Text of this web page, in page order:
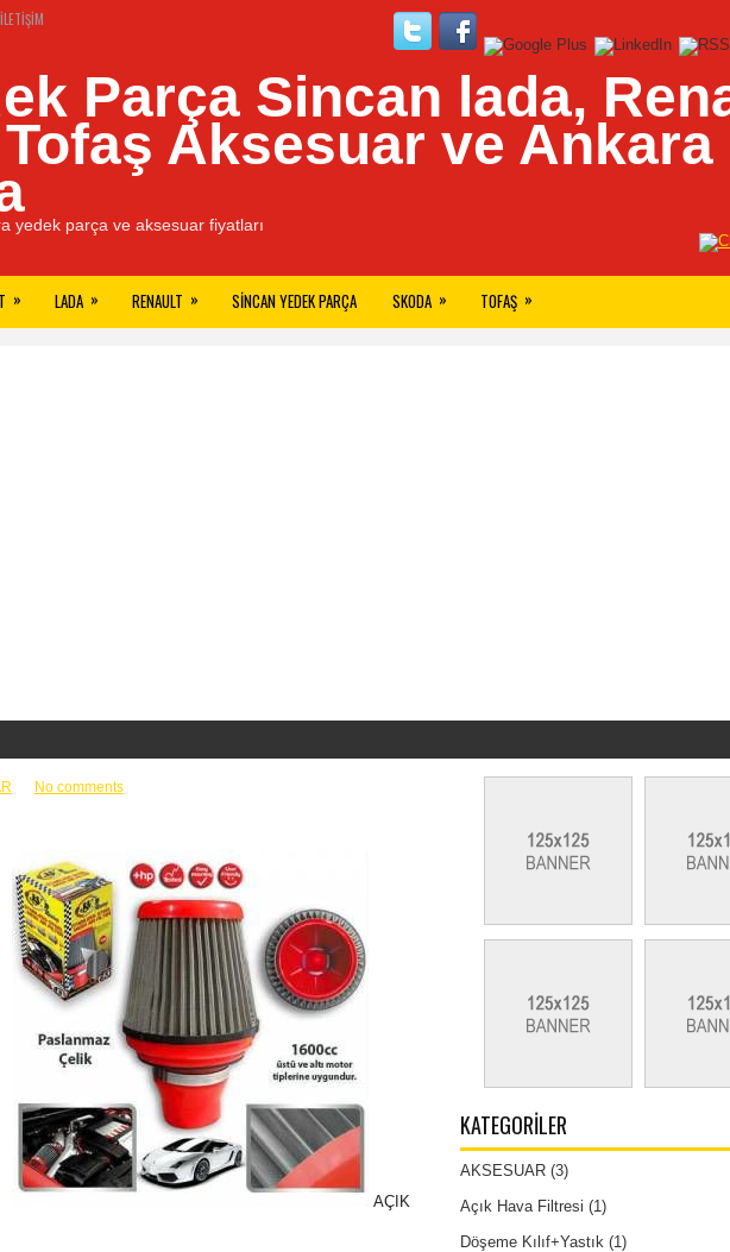
İLETIŞIM
Parça Sincan lada,
Aksesuar ve Ankara
yedek parça ve aksesuar fiyatları
» LADA » RENAULT » SINCAN YEDEK PARÇA SKODA » TOFAŞ »
No comments
AÇIK
KATEGORILER
AKSESUAR (3)
Açık Hava Filtresi (1)
Döşeme Kılıf+Yastık (1)